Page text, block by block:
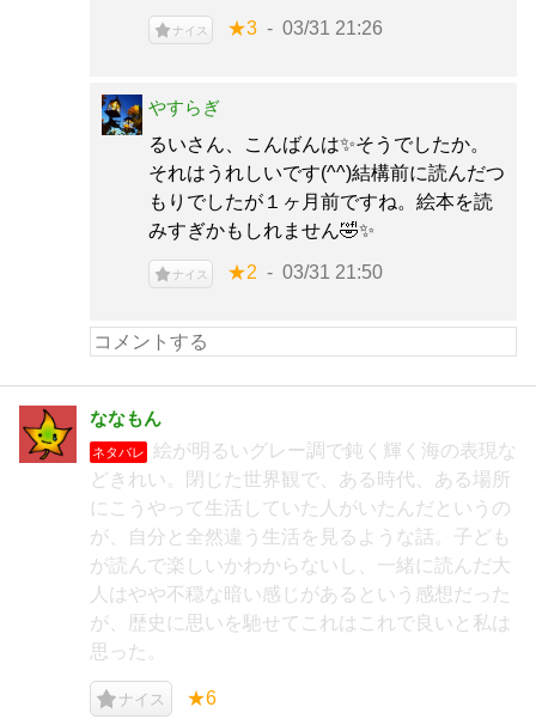
ナイス ★3 03/31 21:26
やすらぎ
るいさん、こんばんは✨そうでしたか。
それはうれしいです(^^)結構前に読んだつ
もりでしたが１ヶ月前ですね。絵本を読
みすぎかもしれません🤣✨
ナイス ★2 03/31 21:50
ななもん
ネタバレ
絵が明るいグレー調で鈍く輝く海の表現な
どきれい。閉じた世界観で、ある時代、ある場所
にこうやって生活していた人がいたんだというの
が、自分と全然違う生活を見るような話。子ども
が読んで楽しいかわからないし、一緒に読んだ大
人はやや不穏な暗い感じがあるという感想だった
が、歴史に思いを馳せてこれはこれで良いと私は
思った。
ナイス ★6